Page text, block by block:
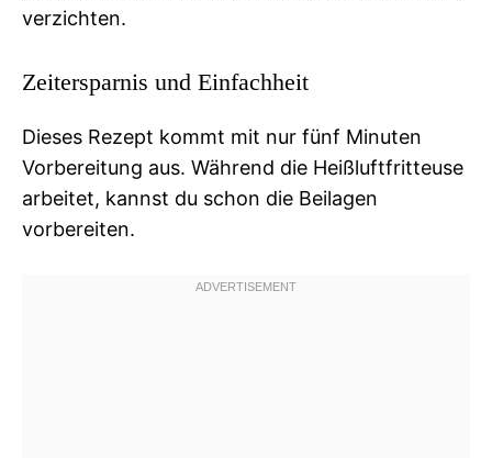
verzichten.
Zeitersparnis und Einfachheit
Dieses Rezept kommt mit nur fünf Minuten
Vorbereitung aus. Während die Heißluftfritteuse
arbeitet, kannst du schon die Beilagen
vorbereiten.